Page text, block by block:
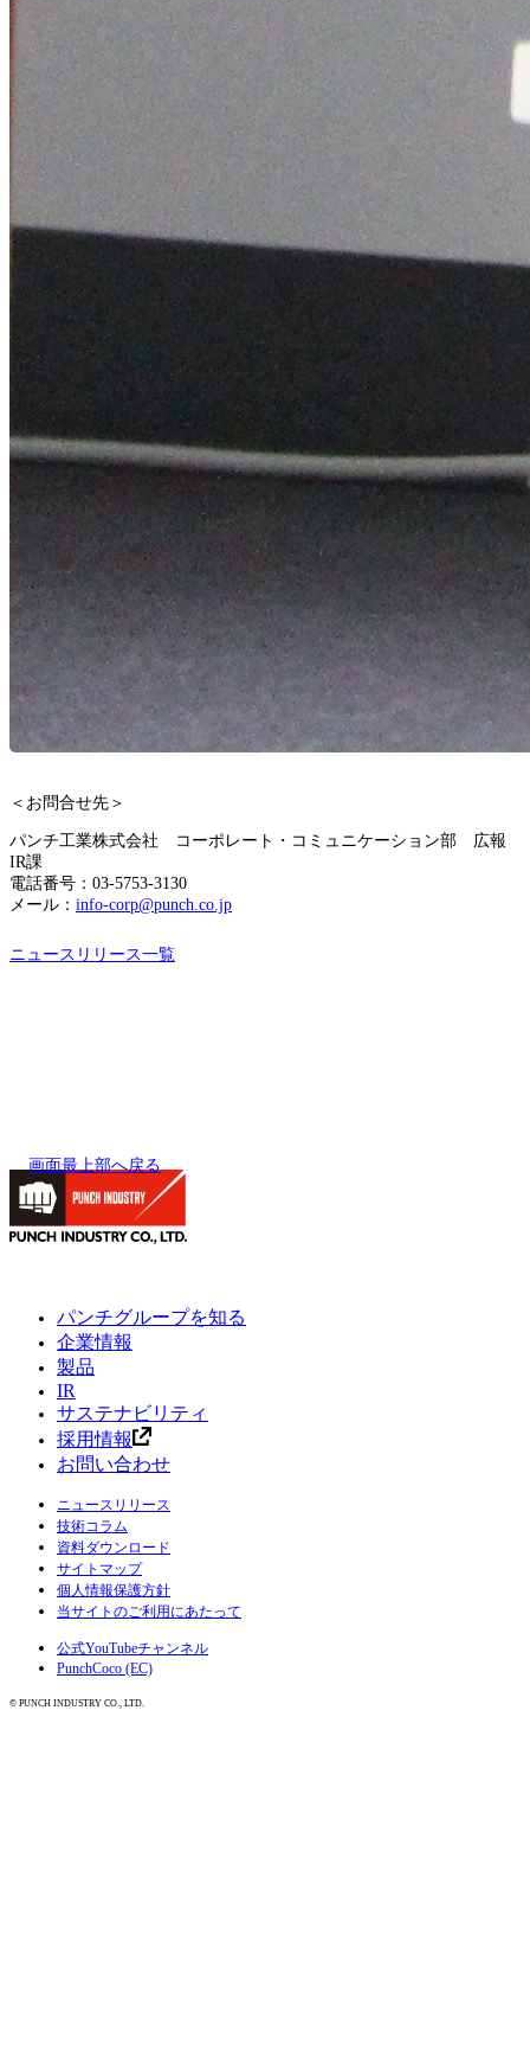
＜お問合せ先＞
パンチ工業株式会社 コーポレート・コミュニケーション部 広報
IR課
電話番号：03-5753-3130
メール： info-corp@punch.co.jp
ニュースリリース一覧
画面最上部へ戻る
パンチグループを知る
企業情報
製品
IR
サステナビリティ
採用情報
お問い合わせ
ニュースリリース
技術コラム
資料ダウンロード
サイトマップ
個人情報保護方針
当サイトのご利用にあたって
公式YouTubeチャンネル
PunchCoco (EC)
© PUNCH INDUSTRY CO., LTD.